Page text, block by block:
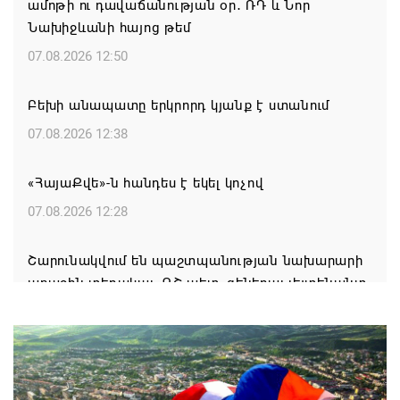
ամոթի ու դավաճանության օր․ ՌԴ և Նոր
Նախիջևանի հայոց թեմ
07.08.2026 12:50
Բեխի անապատը երկրորդ կյանք է ստանում
07.08.2026 12:38
«ՀայաՔվե»-ն հանդես է եկել կոչով
07.08.2026 12:28
Շարունակվում են պաշտպանության նախարարի
առաջին տեղակալ, ԳՇ պետ, գեներալ-լեյտենանտ
զինծառայող ջոկերի հրամանատարների և
դիրքերի ավագների հետ
07.08.2026 12:13